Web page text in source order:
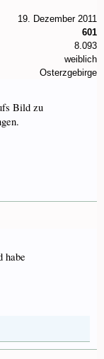
19. Dezember 2011
601
8.093
weiblich
Osterzgebirge
Bild zu
habe